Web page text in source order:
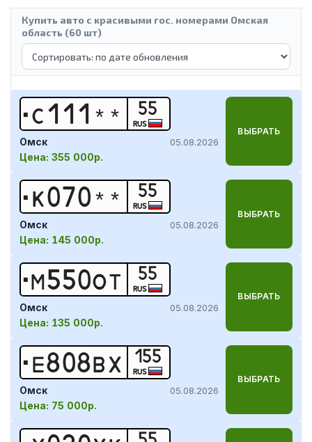
Купить авто с красивыми гос. номерами Омская
область (60 шт)
С 1 1 1 * * 55
RUS
Омск 05.08.2026
Цена: 355 000р.
ВЫБРАТЬ
55
К070 * * 55
RUS
Омск 05.08.2026
Цена: 145 000р.
ВЫБРАТЬ
М550ОТ 55
RUS
Омск 05.08.2026
Цена: 135 000р.
ВЫБРАТЬ
Е808В Х 155
RUS
Омск 05.08.2026
Цена: 75 000р.
ВЫБРАТЬ